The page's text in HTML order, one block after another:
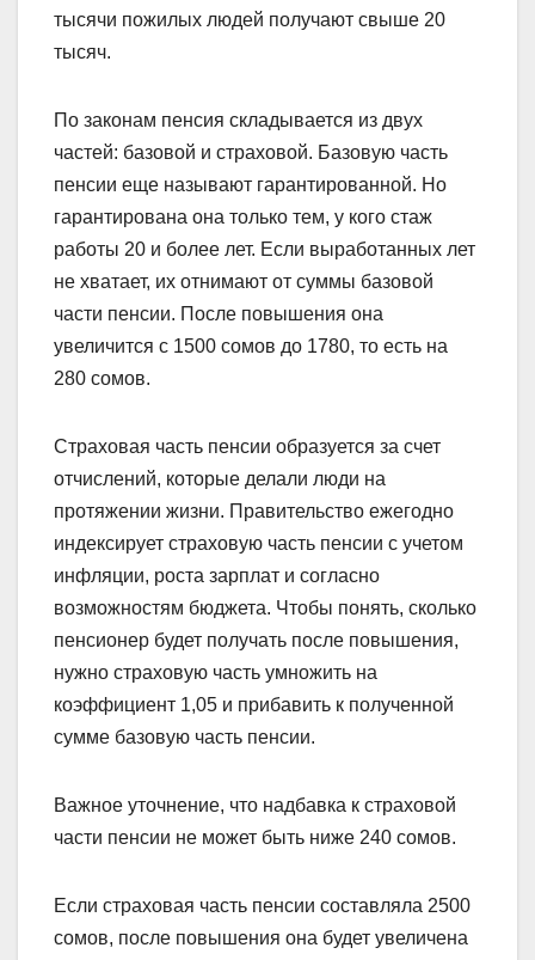
тысячи пожилых людей получают свыше 20
тысяч.
По законам пенсия складывается из двух
частей: базовой и страховой. Базовую часть
пенсии еще называют гарантированной. Но
гарантирована она только тем, у кого стаж
работы 20 и более лет. Если выработанных лет
не хватает, их отнимают от суммы базовой
части пенсии. После повышения она
увеличится с 1500 сомов до 1780, то есть на
280 сомов.
Страховая часть пенсии образуется за счет
отчислений, которые делали люди на
протяжении жизни. Правительство ежегодно
индексирует страховую часть пенсии с учетом
инфляции, роста зарплат и согласно
возможностям бюджета. Чтобы понять, сколько
пенсионер будет получать после повышения,
нужно страховую часть умножить на
коэффициент 1,05 и прибавить к полученной
сумме базовую часть пенсии.
Важное уточнение, что надбавка к страховой
части пенсии не может быть ниже 240 сомов.
Если страховая часть пенсии составляла 2500
сомов, после повышения она будет увеличена